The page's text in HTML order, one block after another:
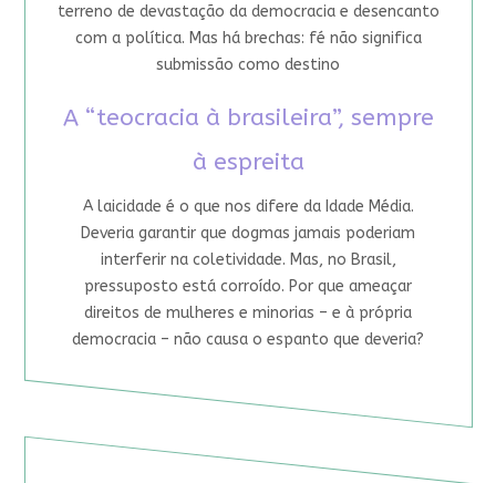
terreno de devastação da democracia e desencanto
com a política. Mas há brechas: fé não significa
submissão como destino
A “teocracia à brasileira”, sempre
à espreita
A laicidade é o que nos difere da Idade Média.
Deveria garantir que dogmas jamais poderiam
interferir na coletividade. Mas, no Brasil,
pressuposto está corroído. Por que ameaçar
direitos de mulheres e minorias – e à própria
democracia – não causa o espanto que deveria?